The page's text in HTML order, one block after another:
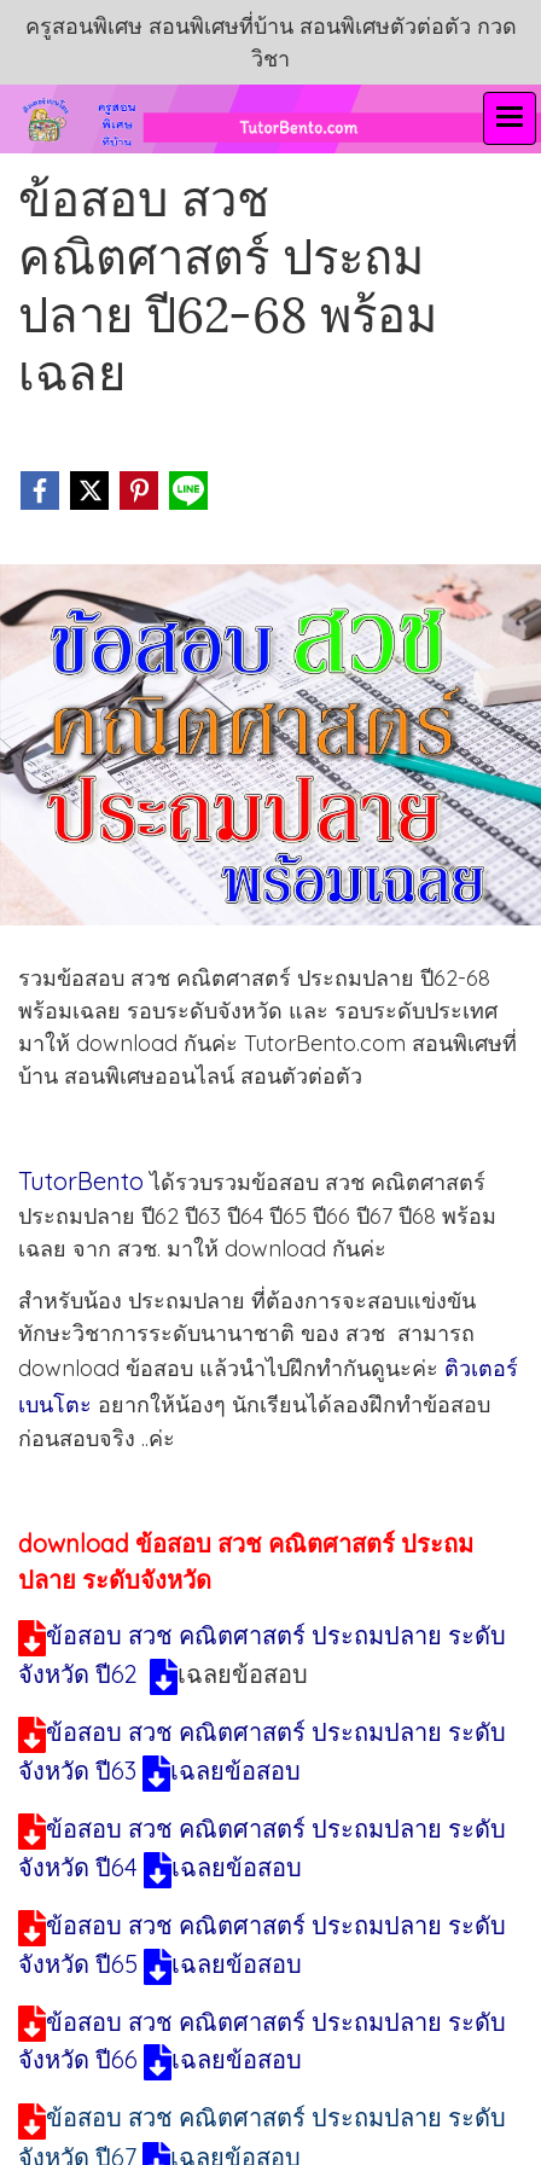
ครูสอนพิเศษ สอนพิเศษที่บ้าน สอนพิเศษตัวต่อตัว กวด
วิชา
ข้อสอบ สวช
คณิตศาสตร์ ประถม
ปลาย ปี62-68 พร้อม
เฉลย
รวมข้อสอบ สวช คณิตศาสตร์ ประถมปลาย ปี62-68
พร้อมเฉลย รอบระดับจังหวัด และ รอบระดับประเทศ
มาให้ download กันค่ะ TutorBento.com สอนพิเศษที่
บ้าน สอนพิเศษออนไลน์ สอนตัวต่อตัว
TutorBento ได้รวบรวมข้อสอบ สวช คณิตศาสตร์
ประถมปลาย ปี62 ปี63 ปี64 ปี65 ปี66 ปี67 ปี68 พร้อม
เฉลย จาก สวช. มาให้ download กันค่ะ
สำหรับน้อง ประถมปลาย ที่ต้องการจะสอบแข่งขัน
ทักษะวิชาการระดับนานาชาติ ของ สวช สามารถ
download ข้อสอบ แล้วนำไปฝึกทำกันดูนะค่ะ ติวเตอร์
เบนโตะ อยากให้น้องๆ นักเรียนได้ลองฝึกทำข้อสอบ
ก่อนสอบจริง ..ค่ะ
download ข้อสอบ สวช คณิตศาสตร์ ประถม
ปลาย ระดับจังหวัด
ข้อสอบ สวช คณิตศาสตร์ ประถมปลาย ระดับ
จังหวัด ปี62
เฉลยข้อสอบ
ข้อสอบ สวช คณิตศาสตร์ ประถมปลาย ระดับ
จังหวัด ปี63
เฉลยข้อสอบ
ข้อสอบ สวช คณิตศาสตร์ ประถมปลาย ระดับ
จังหวัด ปี64
เฉลยข้อสอบ
ข้อสอบ สวช คณิตศาสตร์ ประถมปลาย ระดับ
จังหวัด ปี65
เฉลยข้อสอบ
ข้อสอบ สวช คณิตศาสตร์ ประถมปลาย ระดับ
จังหวัด ปี66
เฉลยข้อสอบ
ข้อสอบ สวช คณิตศาสตร์ ประถมปลาย ระดับ
จังหวัด ปี67
เฉลยข้อสอบ